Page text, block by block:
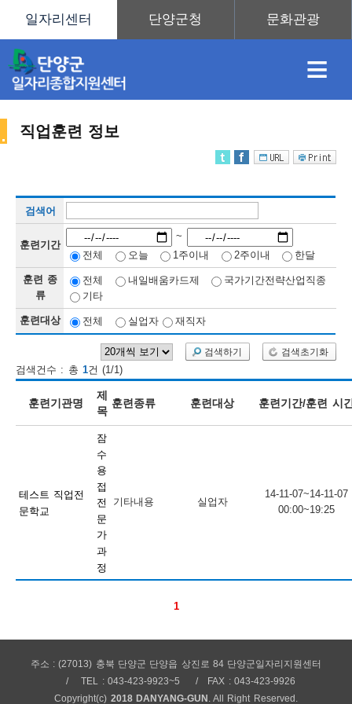
≡
보
보
련
우
내
직업훈련 정보
검색어
훈련기간
~
전체
오늘 1주이내 2주이내 한달
훈련 종
류
전체 내일배움카드제
국가기간전략산업직종
기타
훈련대상 전체 실업자 재직자
검색하기 검색초기화
검색건수 : 총 1건 (1/1)
훈련기관명
제
목
훈련종류 훈련대상 훈련기간/훈련 시
테스트 직업전
문학교
잠
수
용
접
전
문
가
과
정
기타내용 실업자
14-11-07~14-11-07
00:00~19:25
1
직
업
훈
련
주소 : (27013) 충북 단양군 단양읍 상진로 84 단양군일자리지원센터
TEL : 043-423-9923~5
FAX : 043-423-9926
Copyright(c) 2018 DANYANG-GUN . All Right Reserved.